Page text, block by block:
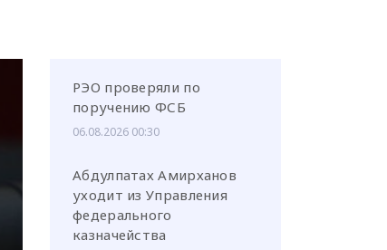
РЭО проверяли по
поручению ФСБ
06.08.2026 00:30
Абдулпатах Амирханов
уходит из Управления
федерального
казначейства